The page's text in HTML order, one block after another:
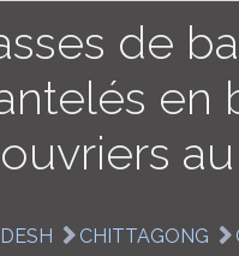
de
en
CHITTAGONG